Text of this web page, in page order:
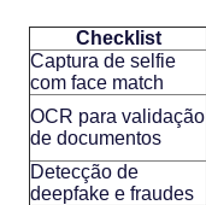
Checklist
Captura de selfie
com face match
OCR para validação
de documentos
Detecção de
deepfake e fraudes